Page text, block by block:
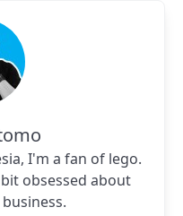
I'm a fan of lego.
obsessed about